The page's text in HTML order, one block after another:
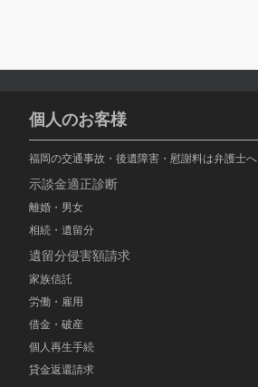
個人のお客様
福岡の交通事故・後遺障害・慰謝料は弁護士へ
示談金適正診断
離婚・男女
相続・遺留分
遺留分侵害額請求
家族信託
労働・雇用
借金・破産
個人再生手続
貸金返還請求